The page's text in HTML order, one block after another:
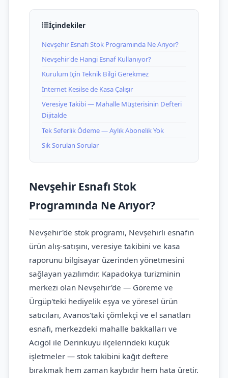
İçindekiler
Nevşehir Esnafı Stok Programında Ne Arıyor?
Nevşehir'de Hangi Esnaf Kullanıyor?
Kurulum İçin Teknik Bilgi Gerekmez
İnternet Kesilse de Kasa Çalışır
Veresiye Takibi — Mahalle Müşterisinin Defteri
Dijitalde
Tek Seferlik Ödeme — Aylık Abonelik Yok
Sık Sorulan Sorular
Nevşehir Esnafı Stok
Programında Ne Arıyor?
Nevşehir'de stok programı, Nevşehirli esnafın
ürün alış-satışını, veresiye takibini ve kasa
raporunu bilgisayar üzerinden yönetmesini
sağlayan yazılımdır. Kapadokya turizminin
merkezi olan Nevşehir'de — Göreme ve
Ürgüp'teki hediyelik eşya ve yöresel ürün
satıcıları, Avanos'taki çömlekçi ve el sanatları
esnafı, merkezdeki mahalle bakkalları ve
Acıgöl ile Derinkuyu ilçelerindeki küçük
işletmeler — stok takibini kağıt deftere
bırakmak hem zaman kaybıdır hem hata üretir.